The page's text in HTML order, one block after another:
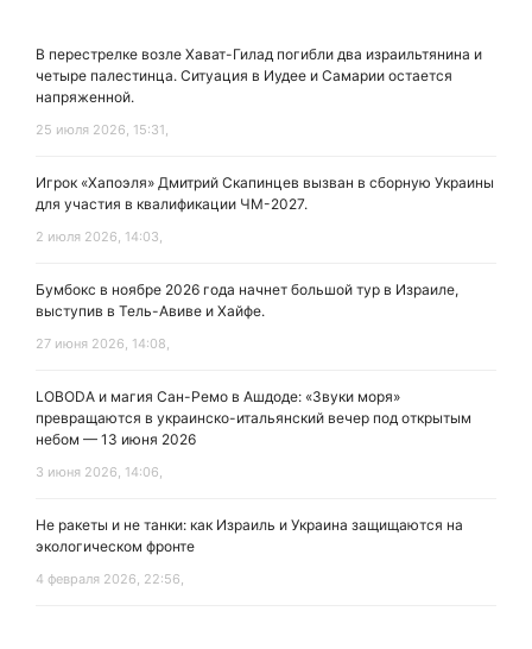
В перестрелке возле Хават-Гилад погибли два израильтянина и
четыре палестинца. Ситуация в Иудее и Самарии остается
напряженной.
25 июля 2026, 15:31,
Игрок «Хапоэля» Дмитрий Скапинцев вызван в сборную Украины
для участия в квалификации ЧМ-2027.
2 июля 2026, 14:03,
Бумбокс в ноябре 2026 года начнет большой тур в Израиле,
выступив в Тель-Авиве и Хайфе.
27 июня 2026, 14:08,
LOBODA и магия Сан-Ремо в Ашдоде: «Звуки моря»
превращаются в украинско-итальянский вечер под открытым
небом — 13 июня 2026
3 июня 2026, 14:06,
Не ракеты и не танки: как Израиль и Украина защищаются на
экологическом фронте
4 февраля 2026, 22:56,